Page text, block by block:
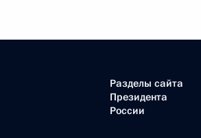
Разделы сайта
Президента
России